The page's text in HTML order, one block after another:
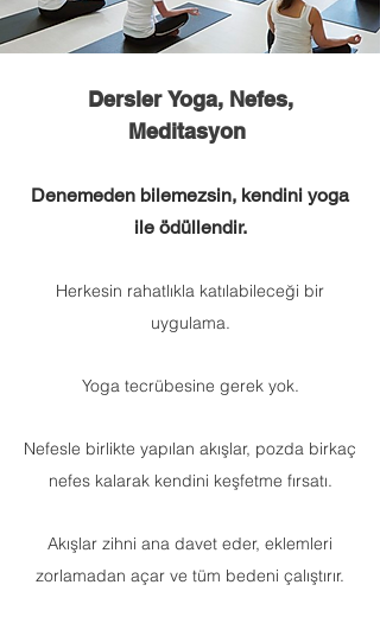
DerslerYoga, Nefes,
Meditasyon
Denemeden bilemezsin, kendini yoga
ile ödüllendir.
Herkesin rahatlıkla katılabileceği bir
uygulama.
Yoga tecrübesine gerek yok.
Nefesle birlikte yapılan akışlar, pozda birkaç
nefes kalarak kendini keşfetme fırsatı.
Akışlar zihni ana davet eder, eklemleri
zorlamadan açar ve tüm bedeni çalıştırır.